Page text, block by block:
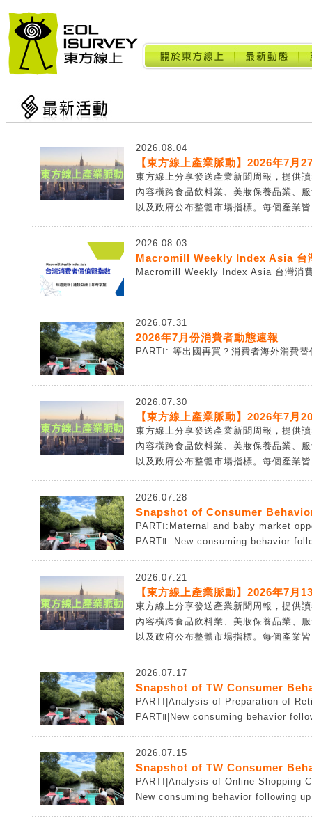
2026.08.04
【東方線上產業脈動】2026年7月
東方線上分享發送產業新聞周報，提供
內容橫跨食品飲料業、美妝保養品業、
以及政府公布整體市場指標。每個產業
2026.08.03
Macromill Weekly Index Asia 台
Macromill Weekly Index Asia 台灣消
2026.07.31
2026年7月份消費者動態速報
PARTⅠ: 等出國再買？消費者海外消費
2026.07.30
【東方線上產業脈動】2026年7月
東方線上分享發送產業新聞周報，提供
內容橫跨食品飲料業、美妝保養品業、
以及政府公布整體市場指標。每個產業
2026.07.28
Snapshot of Consumer
PARTⅠ:Maternal and baby market
PARTⅡ: New consuming behavior
2026.07.21
【東方線上產業脈動】2026年7月
東方線上分享發送產業新聞周報，提供
內容橫跨食品飲料業、美妝保養品業、
以及政府公布整體市場指標。每個產業
2026.07.17
Snapshot of TW Consumer
PARTⅠ|Analysis of Preparation of
PARTⅡ|New consuming behavior
2026.07.15
Snapshot of TW Consumer
PARTⅠ|Analysis of Online Shopping
New consuming behavior following